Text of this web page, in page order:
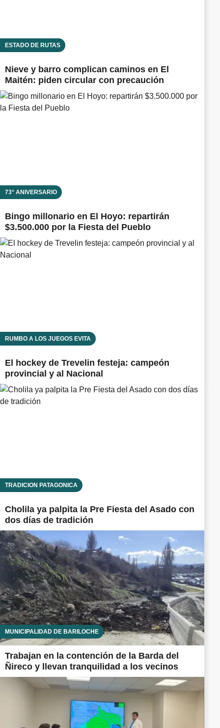
ESTADO DE RUTAS
Nieve y barro complican caminos en El
Maitén: piden circular con precaución
73° ANIVERSARIO
Bingo millonario en El Hoyo: repartirán
$3.500.000 por la Fiesta del Pueblo
RUMBO A LOS JUEGOS EVITA
El hockey de Trevelin festeja: campeón
provincial y al Nacional
TRADICIÓN PATAGÓNICA
Cholila ya palpita la Pre Fiesta del Asado con
dos días de tradición
MUNICIPALIDAD DE BARILOCHE
Trabajan en la contención de la Barda del
Ñireco y llevan tranquilidad a los vecinos